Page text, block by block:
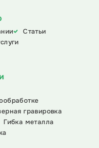
Статьи
гравировка
Гибка металла